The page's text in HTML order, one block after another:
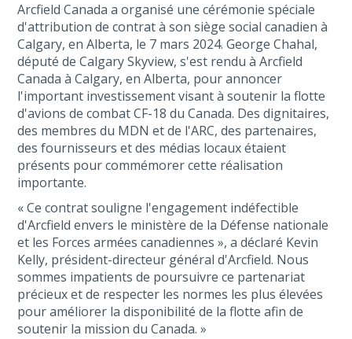
Arcfield Canada a organisé une cérémonie spéciale
d'attribution de contrat à son siège social canadien à
Calgary, en Alberta, le 7 mars 2024. George Chahal,
député de Calgary Skyview, s'est rendu à Arcfield
Canada à Calgary, en Alberta, pour annoncer
l'important investissement visant à soutenir la flotte
d'avions de combat CF-18 du Canada. Des dignitaires,
des membres du MDN et de l'ARC, des partenaires,
des fournisseurs et des médias locaux étaient
présents pour commémorer cette réalisation
importante.
« Ce contrat souligne l'engagement indéfectible
d'Arcfield envers le ministère de la Défense nationale
et les Forces armées canadiennes », a déclaré Kevin
Kelly, président-directeur général d'Arcfield. Nous
sommes impatients de poursuivre ce partenariat
précieux et de respecter les normes les plus élevées
pour améliorer la disponibilité de la flotte afin de
soutenir la mission du Canada. »